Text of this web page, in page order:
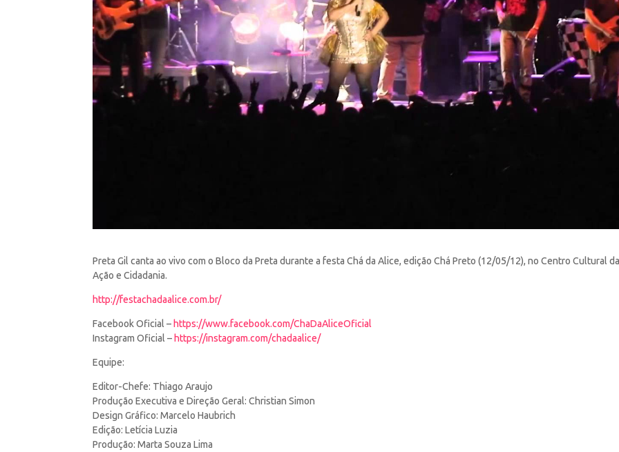
Preta Gil canta ao vivo com o Bloco da Preta durante a festa Chá da Alice, edição Chá Preto (12/05/12),no Centro Cultural
Ação e Cidadania.
http://festachadaalice.com.br/
Facebook Oficial – https://www.facebook.com/ChaDaAliceOficial
Instagram Oficial – https://instagram.com/chadaalice/
Equipe:
Editor-Chefe: Thiago Araujo
Produção Executiva e Direção Geral: Christian Simon
Design Gráfico: Marcelo Haubrich
Edição: Letícia Luzia
Produção: Marta Souza Lima